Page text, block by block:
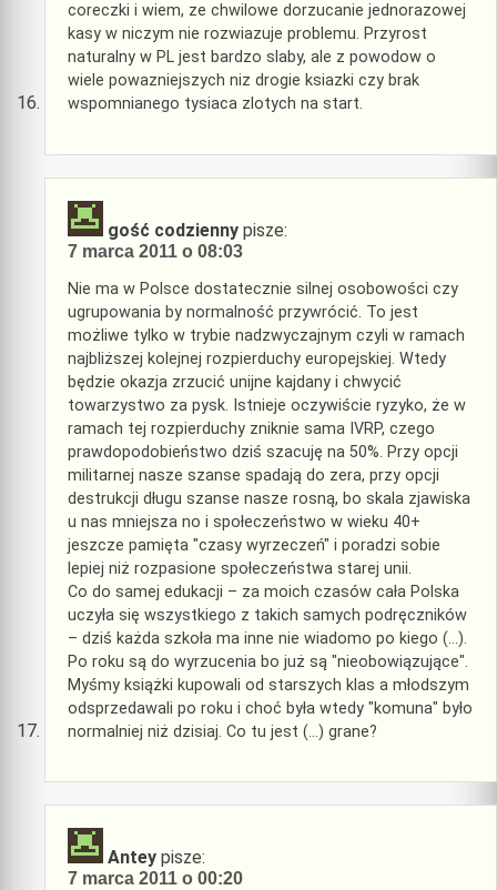
coreczki i wiem, ze chwilowe dorzucanie jednorazowej
kasy w niczym nie rozwiazuje problemu. Przyrost
naturalny w PL jest bardzo slaby, ale z powodow o
wiele powazniejszych niz drogie ksiazki czy brak
wspomnianego tysiaca zlotych na start.
gość codzienny pisze:
7 marca 2011 o 08:03
Nie ma w Polsce dostatecznie silnej osobowości czy
ugrupowania by normalność przywrócić. To jest
możliwe tylko w trybie nadzwyczajnym czyli w ramach
najbliższej kolejnej rozpierduchy europejskiej. Wtedy
będzie okazja zrzucić unijne kajdany i chwycić
towarzystwo za pysk. Istnieje oczywiście ryzyko, że w
ramach tej rozpierduchy zniknie sama IVRP, czego
prawdopodobieństwo dziś szacuję na 50%. Przy opcji
militarnej nasze szanse spadają do zera, przy opcji
destrukcji długu szanse nasze rosną, bo skala zjawiska
u nas mniejsza no i społeczeństwo w wieku 40+
jeszcze pamięta "czasy wyrzeczeń" i poradzi sobie
lepiej niż rozpasione społeczeństwa starej unii.
Co do samej edukacji – za moich czasów cała Polska
uczyła się wszystkiego z takich samych podręczników
– dziś każda szkoła ma inne nie wiadomo po kiego (…).
Po roku są do wyrzucenia bo już są "nieobowiązujące".
Myśmy książki kupowali od starszych klas a młodszym
odsprzedawali po roku i choć była wtedy "komuna" było
normalniej niż dzisiaj. Co tu jest (…) grane?
Antey pisze:
7 marca 2011 o 00:20